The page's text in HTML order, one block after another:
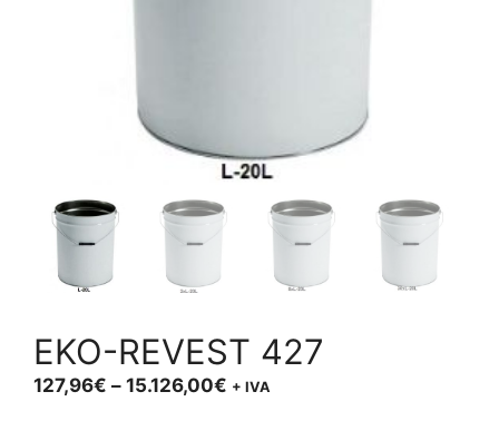
EKO-REVEST 427
127,96€ – 15.126,00€ Price
+ IVA